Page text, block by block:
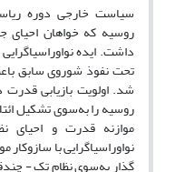
سیاست خارجی دوره
روسیه که خواهان احیای
داشت. ایده
تحت نفوذ شوروی سابق
شد. اولویت بازیابی
روسیه را به‌سوی تشکیل
موازنه قدرت و احیای
نواوراسیاگرایی با